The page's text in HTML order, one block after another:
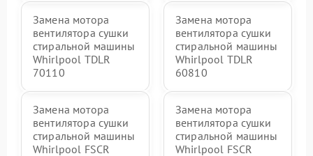
Замена мотора
вентилятора сушки
стиральной машины
Whirlpool TDLR
70110
Замена мотора
вентилятора сушки
стиральной машины
Whirlpool TDLR
60810
Замена мотора
вентилятора сушки
стиральной машины
Whirlpool FSCR
Замена мотора
вентилятора сушки
стиральной машины
Whirlpool FSCR